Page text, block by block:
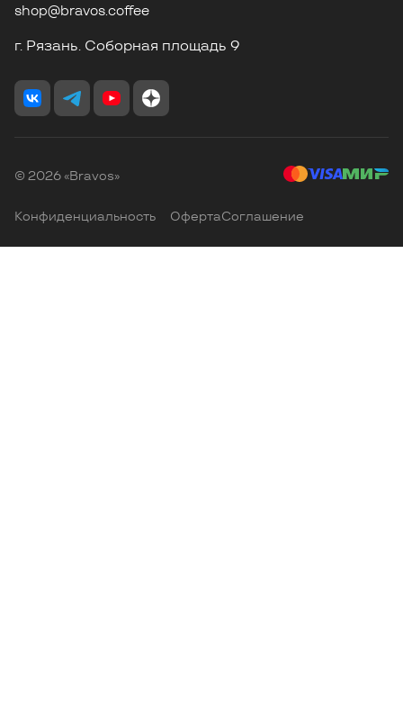
shop@bravos.coffee
г. Рязань. Соборная площадь 9
© 2026 «Bravos»
Конфиденциальность ОфертаСоглашение